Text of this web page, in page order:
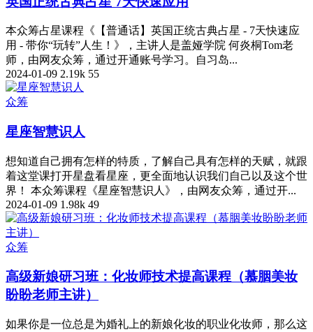
本众筹占星课程《【普通话】英国正统古典占星 - 7天快速应
用 - 带你“玩转”人生！》，主讲人是盖娅学院 何炎桐Tom老
师，由网友众筹，通过开通账号学习。自习岛...
2024-01-09 2.19k 55
众筹
星座智慧识人
想知道自己拥有怎样的特质，了解自己具有怎样的天赋，就跟
着这堂课打开星盘看星座，更全面地认识我们自己以及这个世
界！ 本众筹课程《星座智慧识人》，由网友众筹，通过开...
2024-01-09 1.98k 49
众筹
高级新娘研习班：化妆师技术提高课程（慕胭美妆
盼盼老师主讲）
如果你是一位总是为婚礼上的新娘化妆的职业化妆师，那么这